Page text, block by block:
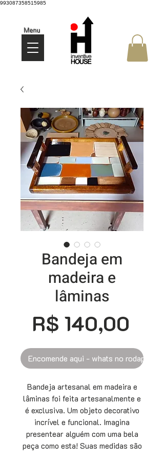
993087358515985
Menu
Bandeja em
madeira e
lâminas
R$ 140,00
Encomende aqui - whats no rodapé
Bandeja artesanal em madeira e
lâminas foi feita artesanalmente e
é exclusiva. Um objeto decorativo
incrível e funcional. Imagina
presentear alguém com uma bela
peça como esta! Suas medidas são